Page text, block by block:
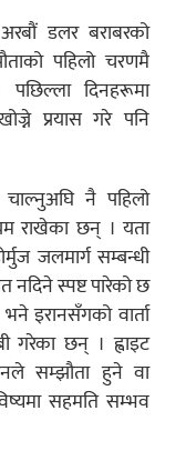
डलर बराबरको
पहिलो चरणमै
दिनहरूमा
प्रयास गरे पनि
नै पहिलो
राखेका छन् । यता
जलमार्ग सम्बन्धी
नदिने स्पष्ट पारेको छ
भने इरानसँगको वार्ता
गरेका छन् । ह्वाइट
सम्झौता हुने वा
सहमति सम्भव